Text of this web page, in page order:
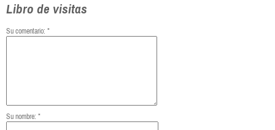
Libro de visitas
Su comentario: *
Su nombre: *